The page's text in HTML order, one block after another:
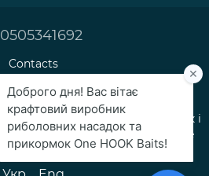
Contacts
version of site
виробництво прикормок і
та флет-фідерної риболовлі, яке
для рибалок.